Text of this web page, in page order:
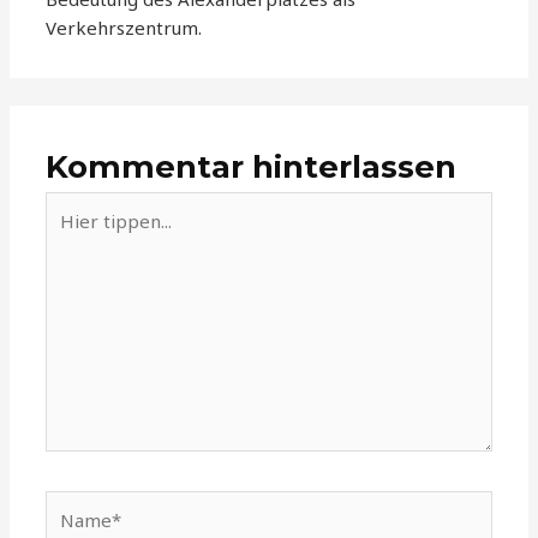
Verkehrszentrum.
Kommentar hinterlassen
tippen...